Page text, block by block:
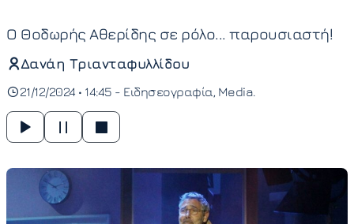
Ο Θοδωρής Αθερίδης σε ρόλο... παρουσιαστή!
Δανάη Τριανταφυλλίδου
21/12/2024 • 14:45 - Ειδησεογραφία Media